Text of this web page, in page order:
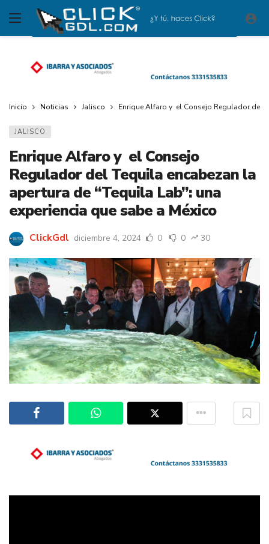
Inicio Noticias Jalisco Enrique Alfaro y el Consejo Regulador del
JALISCO
Enrique Alfaro y el Consejo
Regulador del Tequila encabezan la
apertura de “Tequila Lab”: una
experiencia que sabe a México
ClickGdl diciembre 4, 2024 0 0 30